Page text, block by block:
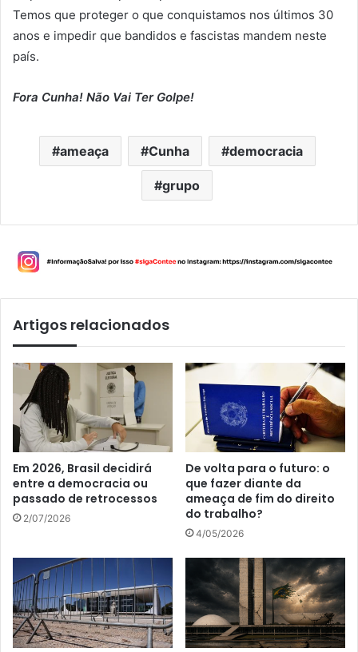
Temos que proteger o que conquistamos nos últimos 30
anos e impedir que bandidos e fascistas mandem neste
país.
Fora Cunha! Não Vai Ter Golpe!
ameaça Cunha democracia
grupo
Artigos relacionados
Em 2026, Brasil decidirá
entre a democracia ou
passado de retrocessos
2/07/2026
De volta para o futuro: o
que fazer diante da
ameaça de fim do direito
do trabalho?
4/05/2026